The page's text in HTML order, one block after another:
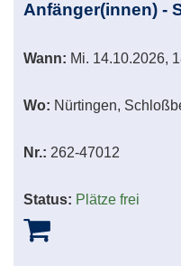
Anfänger(innen) -
Wann: Mi. 14.10.2026,
Wo: Nürtingen,
Nr.: 262-47012
Status: Plätze frei